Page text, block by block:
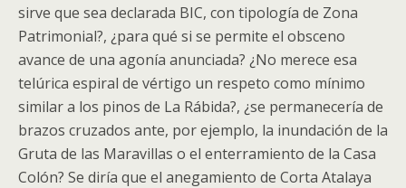
sirve que sea declarada BIC, con tipología de Zona
Patrimonial?, ¿para qué si se permite el obsceno
avance de una agonía anunciada? ¿No merece esa
telúrica espiral de vértigo un respeto como mínimo
similar a los pinos de La Rábida?, ¿se permanecería de
brazos cruzados ante, por ejemplo, la inundación de la
Gruta de las Maravillas o el enterramiento de la Casa
Colón? Se diría que el anegamiento de Corta Atalaya